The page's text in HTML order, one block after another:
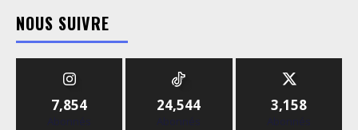
NOUS SUIVRE
7,854
Abonnés
24,544
Abonnés
3,158
Abonnés